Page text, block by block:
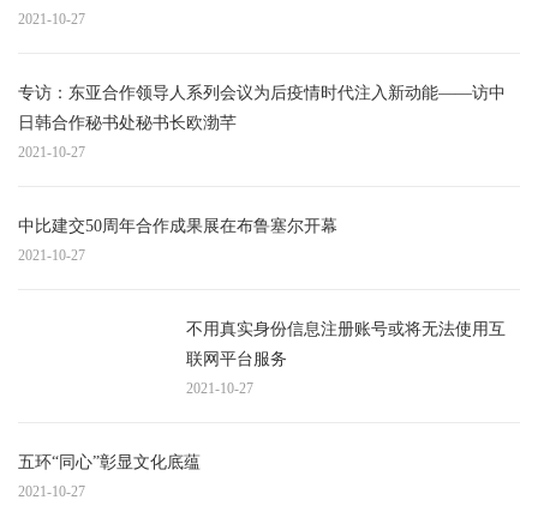
2021-10-27
专访：东亚合作领导人系列会议为后疫情时代注入新动能——访中
日韩合作秘书处秘书长欧渤芊
2021-10-27
中比建交50周年合作成果展在布鲁塞尔开幕
2021-10-27
不用真实身份信息注册账号或将无法使用互
联网平台服务
2021-10-27
五环“同心”彰显文化底蕴
2021-10-27